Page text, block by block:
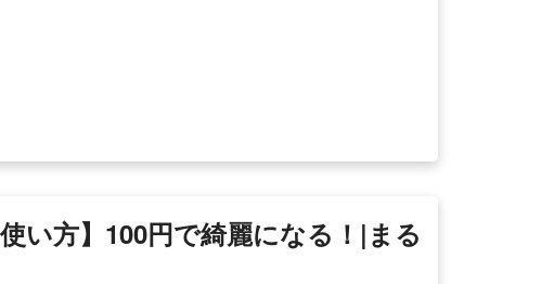
い方】100円で綺麗になる！|まる